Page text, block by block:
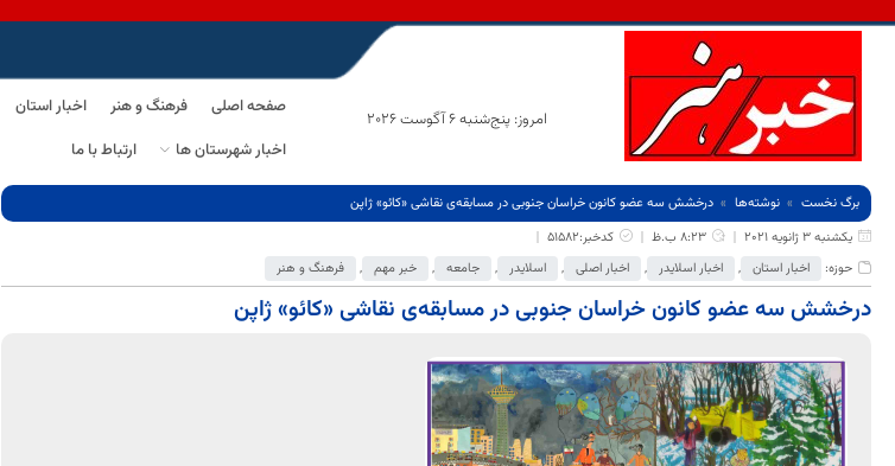
امروز: پنج‌شنبه 6 آگوست 2026
صفحه اصلی فرهنگ و هنر اخبار استان
اخبار شهرستان ها
ارتباط با ما
برگ نخست نوشته‌ها
درخشش سه عضو کانون خراسان جنوبی در مسابقه‌ی نقاشی «کائو» ژاپن
یکشنبه 3 ژانویه 2021
8:23 ب.ظ
کدخبر:51582
حوزه:
اخبار استان , اخبار اسلایدر , اخبار اصلی , اسلایدر , جامعه , خبر مهم , فرهنگ و هنر
درخشش سه عضو کانون خراسان جنوبی در مسابقه‌ی نقاشی «کائو» ژاپن